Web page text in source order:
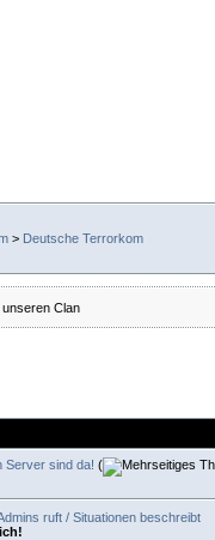
> Deutsche Terrorkom
Clan
Server sind da! (
ruft / Situationen beschreibt